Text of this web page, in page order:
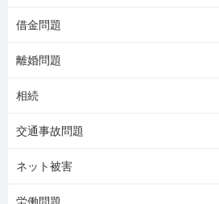
借金問題
離婚問題
相続
交通事故問題
ネット被害